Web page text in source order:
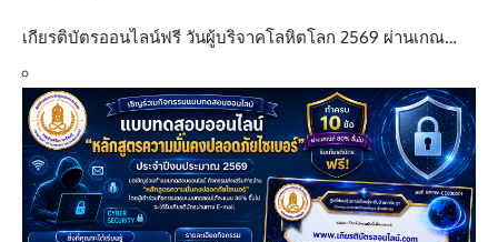
เกียรติบัตรออนไลน์ฟรี วันผู้บริจาคโลหิตโลก 2569 ผ่านเกณ…